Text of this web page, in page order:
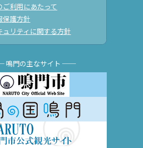
利用にあたって
護方針
リティに関する方針
門の主なサイト ──